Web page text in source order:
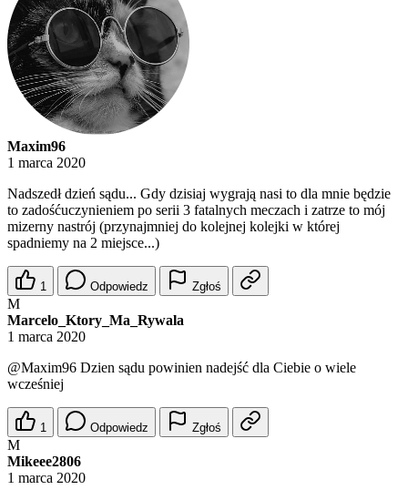
Maxim96
1 marca 2020
Nadszedł dzień sądu... Gdy dzisiaj wygrają nasi to dla mnie będzie
to zadośćuczynieniem po serii 3 fatalnych meczach i zatrze to mój
mizerny nastrój (przynajmniej do kolejnej kolejki w której
spadniemy na 2 miejsce...)
1 Odpowiedz Zgłoś
M
Marcelo_Ktory_Ma_Rywala
1 marca 2020
@Maxim96 Dzien sądu powinien nadejść dla Ciebie o wiele
wcześniej
1 Odpowiedz Zgłoś
M
Mikeee2806
1 marca 2020